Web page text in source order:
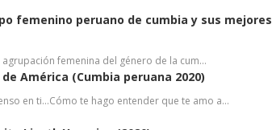
femenino peruano de cumbia y sus mejores
agrupación femenina del género de la cum…
América (Cumbia peruana 2020)
en ti…Cómo te hago entender que te amo a…